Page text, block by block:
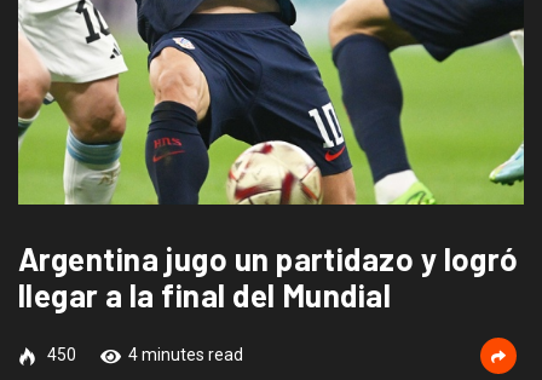
Argentina jugo un partidazo y logró
llegar a la final del Mundial
450 4 minutes read